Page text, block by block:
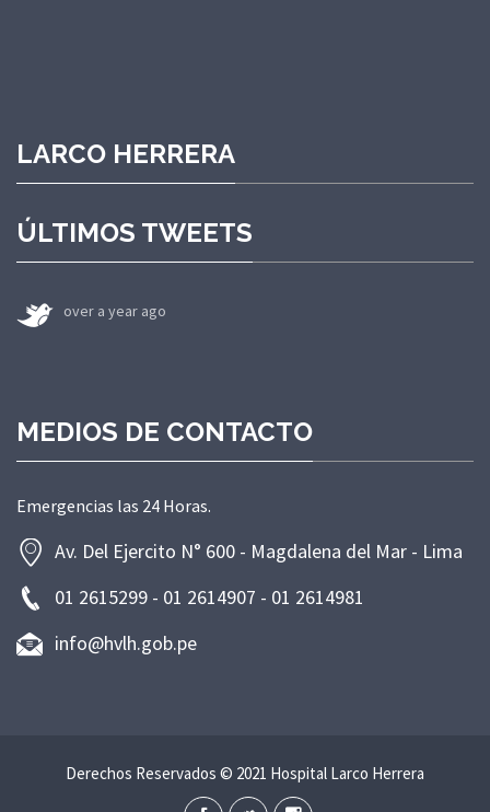
LARCO HERRERA
ÚLTIMOS TWEETS
over a year ago
MEDIOS DE CONTACTO
Emergencias las 24 Horas.
Av. Del Ejercito N° 600 - Magdalena del Mar - Lima
01 2615299 - 01 2614907 - 01 2614981
info@hvlh.gob.pe
Derechos Reservados © 2021 Hospital Larco Herrera